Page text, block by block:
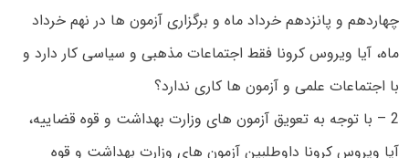
چهاردهم و پانزدهم خرداد ماه و برگزاری آزمون ها در نهم خرداد
ماه، آیا ویروس کرونا فقط اجتماعات مذهبی و سیاسی کار دارد و
با اجتماعات علمی و آزمون ها کاری ندارد؟
2 – با توجه به تعویق آزمون های وزارت بهداشت و قوه قضاییه،
آیا ویروس کرونا داوطلبین آزمون های وزارت بهداشت و قوه